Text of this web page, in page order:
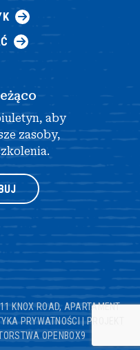
aby
zasoby,
KNOX ROAD, APARTAMENT
PRYWATNOŚCI|PROJEKT
OPENBOX9